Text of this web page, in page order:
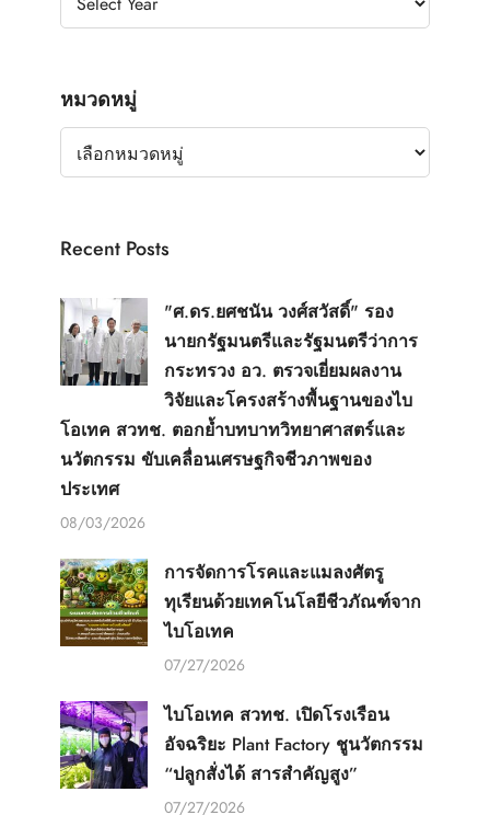
หมวดหมู่
Recent Posts
"ศ.ดร.ยศชนัน วงศ์สวัสดิ์" รอง
นายกรัฐมนตรีและรัฐมนตรีว่าการ
กระทรวง อว. ตรวจเยี่ยมผลงาน
วิจัยและโครงสร้างพื้นฐานของไบ
โอเทค สวทช. ตอกย้ำบทบาทวิทยาศาสตร์และ
นวัตกรรม ขับเคลื่อนเศรษฐกิจชีวภาพของ
ประเทศ
08/03/2026
การจัดการโรคและแมลงศัตรู
ทุเรียนด้วยเทคโนโลยีชีวภัณฑ์จาก
ไบโอเทค
07/27/2026
ไบโอเทค สวทช. เปิดโรงเรือน
อัจฉริยะ Plant Factory ชูนวัตกรรม
“ปลูกสั่งได้ สารสำคัญสูง”
07/27/2026